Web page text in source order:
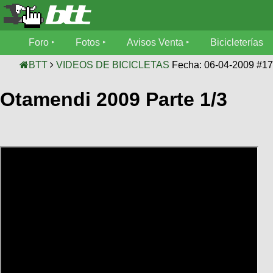
Foro
Foro
Mecánica
Fotos
SUBÍ
Avisos
Bicicleterías
Foro Fotos Avisos Venta Bicicleterías
BTT VIDEOS DE BICICLETAS Fecha: 06-04-2009
Otamendi 2009 Parte 1/3